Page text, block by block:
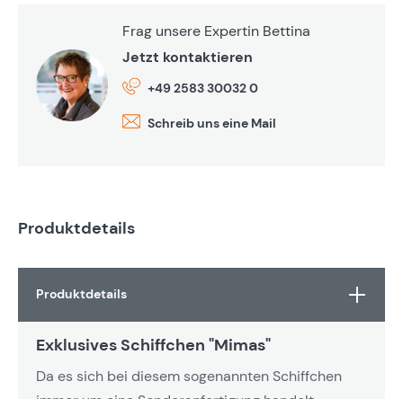
Frag unsere Expertin Bettina
Jetzt kontaktieren
+49 2583 30032 0
Schreib uns eine Mail
Produktdetails
Produktdetails
Exklusives Schiffchen "Mimas"
Da es sich bei diesem sogenannten Schiffchen